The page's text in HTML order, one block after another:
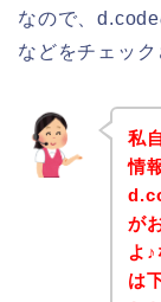
なので、
などをチェック
私
情
が
よ
は